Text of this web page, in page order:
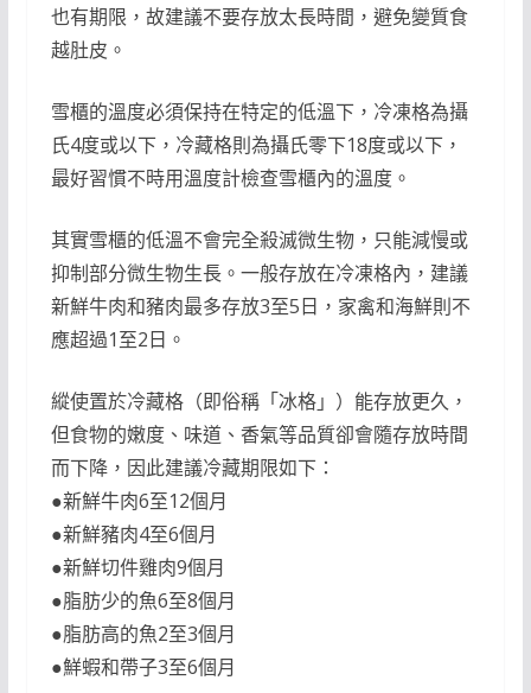
也有期限，故建議不要存放太長時間，避免變質食
越肚皮。
雪櫃的溫度必須保持在特定的低溫下，冷凍格為攝
氏4度或以下，冷藏格則為攝氏零下18度或以下，
最好習慣不時用溫度計檢查雪櫃內的溫度。
其實雪櫃的低溫不會完全殺滅微生物，只能減慢或
抑制部分微生物生長。一般存放在冷凍格內，建議
新鮮牛肉和豬肉最多存放3至5日，家禽和海鮮則不
應超過1至2日。
縱使置於冷藏格（即俗稱「冰格」）能存放更久，
但食物的嫩度、味道、香氣等品質卻會隨存放時間
而下降，因此建議冷藏期限如下：
●新鮮牛肉6至12個月
●新鮮豬肉4至6個月
●新鮮切件雞肉9個月
●脂肪少的魚6至8個月
●脂肪高的魚2至3個月
●鮮蝦和帶子3至6個月